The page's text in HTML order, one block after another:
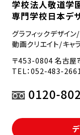
学校法人敬道学
専門学校日本デ
グラフィックデザイ
動画クリエイト/キャ
〒453-0804 名古
TEL：052-483-
0120-